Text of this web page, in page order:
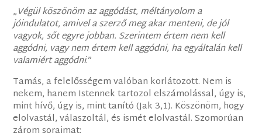
„Végül köszönöm az aggódást, méltányolom a
jóindulatot, amivel a szerző meg akar menteni, de jól
vagyok, sőt egyre jobban. Szerintem értem nem kell
aggódni, vagy nem értem kell aggódni, ha egyáltalán kell
valamiért aggódni.”
Tamás, a felelősségem valóban korlátozott. Nem is
nekem, hanem Istennek tartozol elszámolással, úgy is,
mint hívő, úgy is, mint tanító (Jak 3,1). Köszönöm, hogy
elolvastál, válaszoltál, és ismét elolvastál. Szomorúan
zárom soraimat: